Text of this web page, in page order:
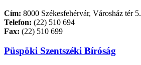
Cím: 8000 Székesfehérvár, Városház tér 5.
Telefon: (22) 510 694
Fax: (22) 510 699
Püspöki Szentszéki Bíróság